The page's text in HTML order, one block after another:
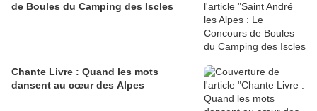
de Boules du Camping des Iscles
Chante Livre : Quand les mots
dansent au cœur des Alpes